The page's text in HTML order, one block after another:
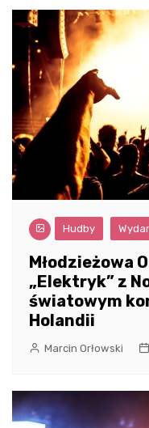
Hudby
Młodzieżowa
„Elektryk” z
światowym
Holandii
Marcin Orłowski